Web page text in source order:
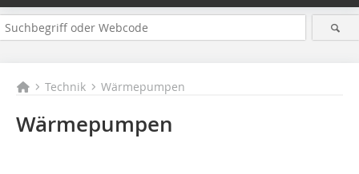
Technik Wärmepumpen
Wärmepumpen